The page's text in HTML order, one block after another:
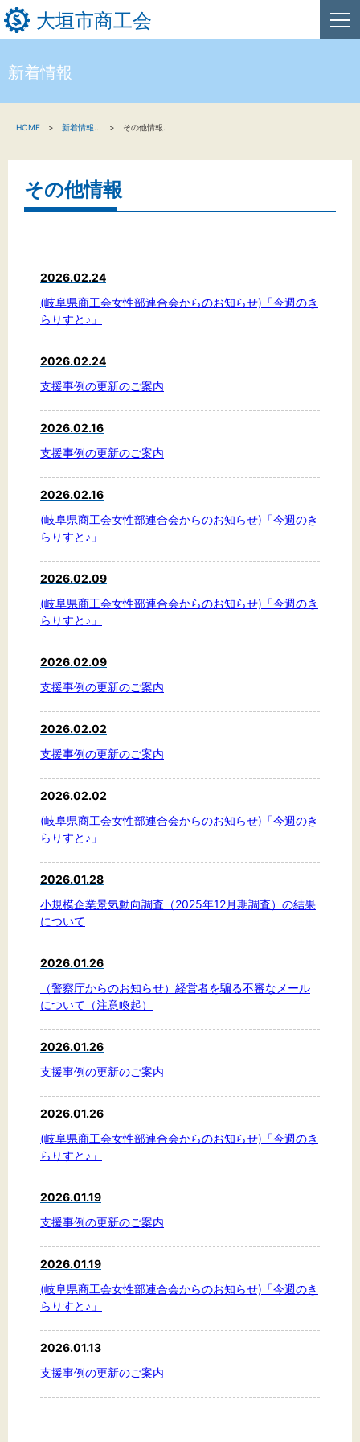
大垣市商工会
新着情報
関係機関の方へ
新着情報
HOME 新着情報 その他情報.
その他情報
2026.02.24
(岐阜県商工会女性部連合会からのお知らせ)「今週のき
らりすと♪」
2026.02.24
支援事例の更新のご案内
2026.02.16
支援事例の更新のご案内
2026.02.16
(岐阜県商工会女性部連合会からのお知らせ)「今週のき
らりすと♪」
2026.02.09
(岐阜県商工会女性部連合会からのお知らせ)「今週のき
らりすと♪」
2026.02.09
支援事例の更新のご案内
2026.02.02
支援事例の更新のご案内
2026.02.02
(岐阜県商工会女性部連合会からのお知らせ)「今週のき
らりすと♪」
2026.01.28
小規模企業景気動向調査（2025年12月期調査）の結果
について
2026.01.26
（警察庁からのお知らせ）経営者を騙る不審なメール
について（注意喚起）
2026.01.26
支援事例の更新のご案内
2026.01.26
(岐阜県商工会女性部連合会からのお知らせ)「今週のき
らりすと♪」
2026.01.19
支援事例の更新のご案内
2026.01.19
(岐阜県商工会女性部連合会からのお知らせ)「今週のき
らりすと♪」
2026.01.13
支援事例の更新のご案内